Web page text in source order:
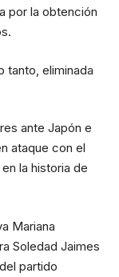
por la obtención
tanto, eliminada
ante Japón e
ataque con el
la historia de
Mariana
Soledad Jaimes
partido